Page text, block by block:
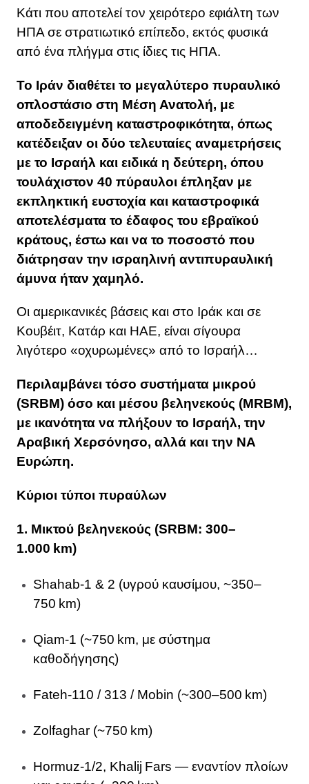
Kάτι που αποτελεί τον χειρότερο εφιάλτη των
ΗΠΑ σε στρατιωτικό επίπεδο, εκτός φυσικά
από ένα πλήγμα στις ίδιες τις ΗΠΑ.
Το Ιράν διαθέτει το μεγαλύτερο πυραυλικό
οπλοστάσιο στη Μέση Ανατολή, με
αποδεδειγμένη καταστροφικότητα, όπως
κατέδειξαν οι δύο τελευταίες αναμετρήσεις
με το Ισραήλ και ειδικά η δεύτερη, όπου
τουλάχιστον 40 πύραυλοι έπληξαν με
εκπληκτική ευστοχία και καταστροφικά
αποτελέσματα το έδαφος του εβραϊκού
κράτους, έστω και να το ποσοστό που
διάτρησαν την ισραηλινή αντιπυραυλική
άμυνα ήταν χαμηλό.
Οι αμερικανικές βάσεις και στο Ιράκ και σε
Κουβέιτ, Κατάρ και ΗΑΕ, είναι σίγουρα
λιγότερο «οχυρωμένες» από το Ισραήλ…
Περιλαμβάνει τόσο συστήματα μικρού
(SRBM) όσο και μέσου βεληνεκούς (MRBM),
με ικανότητα να πλήξουν το Ισραήλ, την
Αραβική Χερσόνησο, αλλά και την ΝΑ
Ευρώπη.
Κύριοι τύποι πυραύλων
1. Μικτού βεληνεκούς (SRBM: 300–
1.000 km)
Shahab‑1 & 2 (υγρού καυσίμου, ~350–
750 km)
Qiam‑1 (~750 km, με σύστημα
καθοδήγησης)
Fateh‑110 / 313 / Mobin (~300–500 km)
Zolfaghar (~750 km)
Hormuz‑1/2, Khalij Fars — εναντίον πλοίων